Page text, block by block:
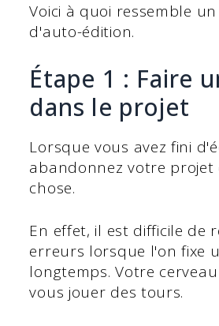
Voici à quoi ressemble
d'auto-édition.
Étape 1 : Faire
dans le projet
Lorsque vous avez fini
abandonnez votre
chose.
En effet, il est difficile de
erreurs lorsque l'on fixe
longtemps. Votre
vous jouer des tours.